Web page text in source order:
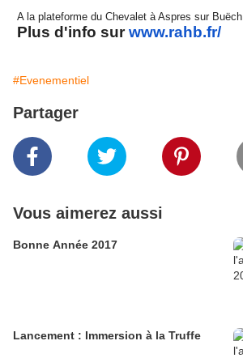
A la plateforme du Chevalet à Aspres sur Buëch
Plus d'info surwww.rahb.fr/
#Evenementiel
Partager
Vous aimerez aussi
Bonne Année 2017
Lancement : Immersion à la Truffe